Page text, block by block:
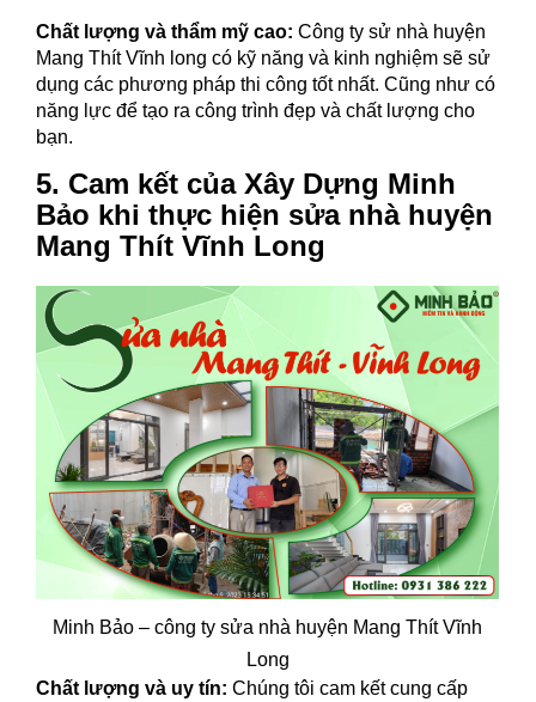
Chất lượng và thẩm mỹ cao: Công ty sử nhà huyện
Mang Thít Vĩnh long có kỹ năng và kinh nghiệm sẽ sử
dụng các phương pháp thi công tốt nhất. Cũng như có
năng lực để tạo ra công trình đẹp và chất lượng cho
bạn.
5. Cam kết của Xây Dựng Minh
Bảo khi thực hiện sửa nhà huyện
Mang Thít Vĩnh Long
Minh Bảo – công ty sửa nhà huyện Mang Thít Vĩnh
Long
Chất lượng và uy tín: Chúng tôi cam kết cung cấp